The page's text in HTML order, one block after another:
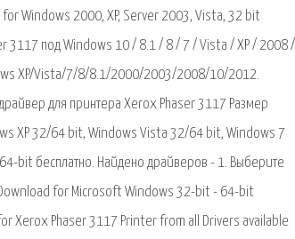
for Windows 2000, XP, Server 2003, Vista, 32 bit
3117 под Windows 10 / 8.1 / 8 / 7 / Vista / XP / 2008 /
XP/Vista/7/8/8.1/2000/2003/2008/10/2012.
для принтера Xerox Phaser 3117 Размер
XP 32/64 bit, Windows Vista 32/64 bit, Windows 7
bit бесплатно. Найдено драйверов - 1. Выберите
for Microsoft Windows 32-bit - 64-bit
Xerox Phaser 3117 Printer from all Drivers available